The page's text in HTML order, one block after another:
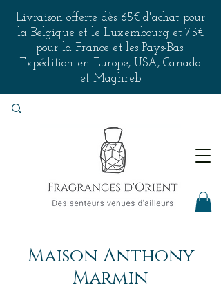
Livraison offerte dès 65€ d'achat pour
la Belgique et le Luxembourg et 75€
pour la France et les Pays-Bas.
Expédition en Europe, USA, Canada
et Maghreb
Maison Anthony
Marmin